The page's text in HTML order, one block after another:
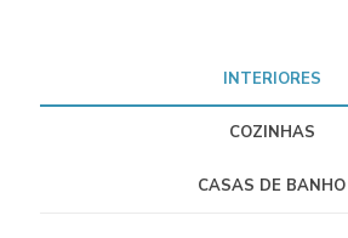
INTERIORES
COZINHAS
CASAS DE BANHO